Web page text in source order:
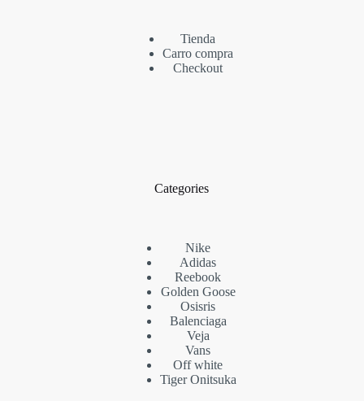
Tienda
Carro compra
Checkout
Categories
Nike
Adidas
Reebook
Golden Goose
Osisris
Balenciaga
Veja
Vans
Off white
Tiger Onitsuka